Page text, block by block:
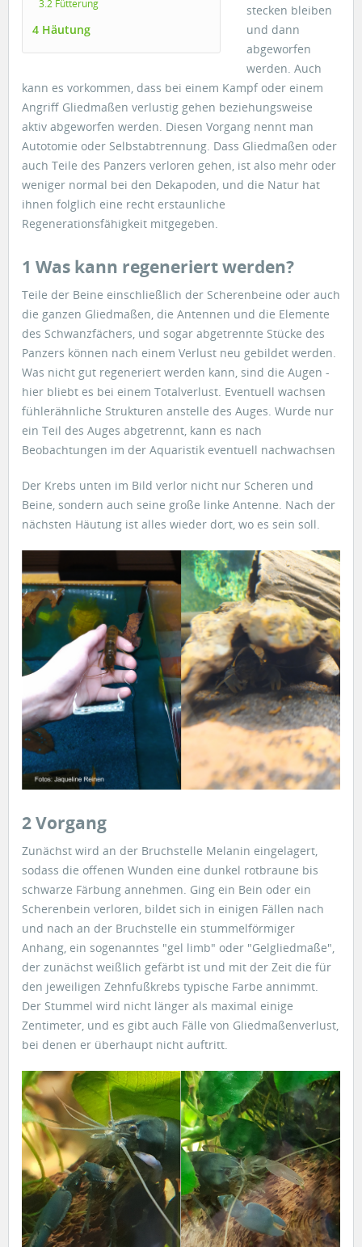
3.2 Fütterung
4 Häutung
stecken bleiben
und dann
abgeworfen
werden. Auch
kann es vorkommen, dass bei einem Kampf oder einem
Angriff Gliedmaßen verlustig gehen beziehungsweise
aktiv abgeworfen werden. Diesen Vorgang nennt man
Autotomie oder Selbstabtrennung. Dass Gliedmaßen oder
auch Teile des Panzers verloren gehen, ist also mehr oder
weniger normal bei den Dekapoden, und die Natur hat
ihnen folglich eine recht erstaunliche
Regenerationsfähigkeit mitgegeben.
1 Was kann regeneriert werden?
Teile der Beine einschließlich der Scherenbeine oder auch
die ganzen Gliedmaßen, die Antennen und die Elemente
des Schwanzfächers, und sogar abgetrennte Stücke des
Panzers können nach einem Verlust neu gebildet werden.
Was nicht gut regeneriert werden kann, sind die Augen -
hier bliebt es bei einem Totalverlust. Eventuell wachsen
fühlerähnliche Strukturen anstelle des Auges. Wurde nur
ein Teil des Auges abgetrennt, kann es nach
Beobachtungen im der Aquaristik eventuell nachwachsen
Der Krebs unten im Bild verlor nicht nur Scheren und
Beine, sondern auch seine große linke Antenne. Nach der
nächsten Häutung ist alles wieder dort, wo es sein soll.
2 Vorgang
Zunächst wird an der Bruchstelle Melanin eingelagert,
sodass die offenen Wunden eine dunkel rotbraune bis
schwarze Färbung annehmen. Ging ein Bein oder ein
Scherenbein verloren, bildet sich in einigen Fällen nach
und nach an der Bruchstelle ein stummelförmiger
Anhang, ein sogenanntes "gel limb" oder "Gelgliedmaße",
der zunächst weißlich gefärbt ist und mit der Zeit die für
den jeweiligen Zehnfußkrebs typische Farbe annimmt.
Der Stummel wird nicht länger als maximal einige
Zentimeter, und es gibt auch Fälle von Gliedmaßenverlust,
bei denen er überhaupt nicht auftritt.